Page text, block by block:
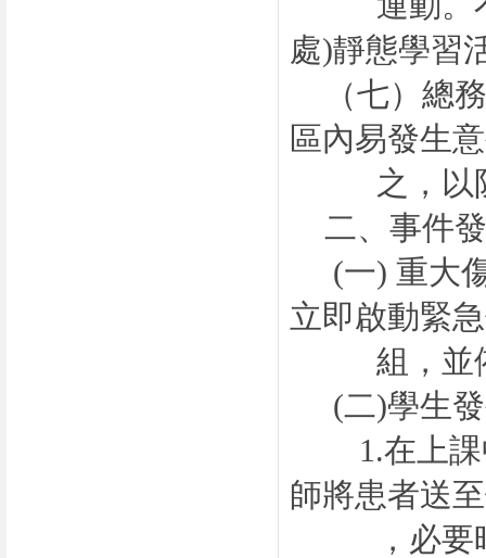
處)靜態學習
（七） 總
區內易發生
之，以防
二、事件
(一) 重大
立即啟動緊
組，並依
(二)學生
1.在上
師將患者送
，必要時